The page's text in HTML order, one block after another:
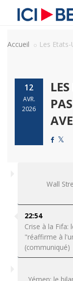
Accueil Les
12
AVR.
2026
Wall
22:54
Crise à la Fifa:
"réaffirme à
(communiqué)